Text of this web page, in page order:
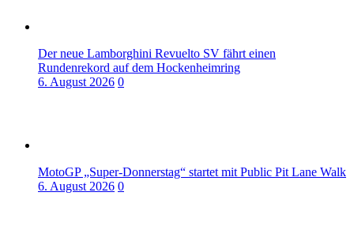
Der neue Lamborghini Revuelto SV fährt einen
Rundenrekord auf dem Hockenheimring
6. August 2026 0
MotoGP „Super-Donnerstag“ startet mit Public Pit Lane Walk
6. August 2026 0